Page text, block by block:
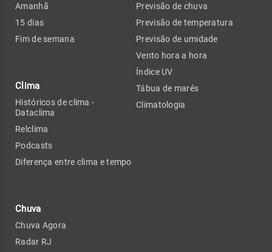
Amanhã
15 dias
Fim de semana
Clima
Históricos de clima -
Dataclima
Relclima
Podcasts
Diferença entre clima e tempo
Chuva
Chuva Agora
Radar RJ
Previsão de chuva
Previsão de temperatura
Previsão de umidade
Vento hora a hora
Índice UV
Tábua de marés
Climatologia